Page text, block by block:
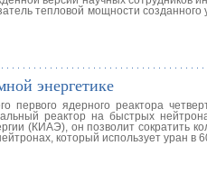
тепловой мощности созданного
энергетике
первого ядерного реактора
реактор на быстрых
(КИАЭ), он позволит сократить
который использует уран в